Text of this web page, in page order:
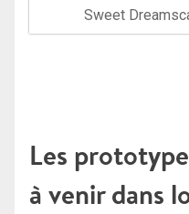
Sweet
Les
à venir dans